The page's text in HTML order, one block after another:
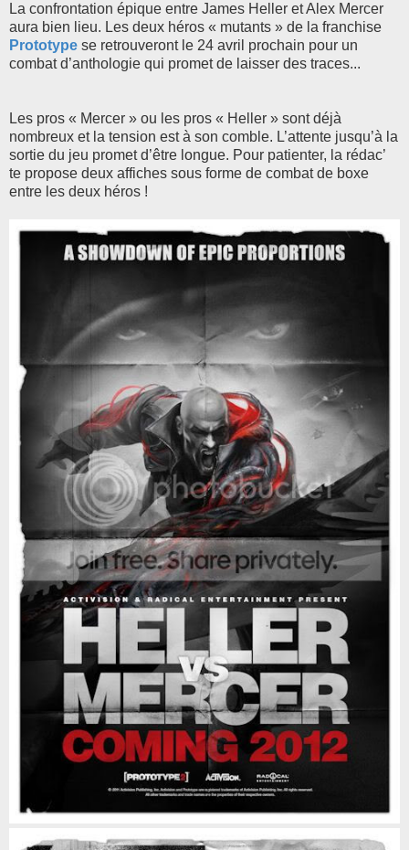
La confrontation épique entre James Heller et Alex Mercer
aura bien lieu. Les deux héros « mutants » de la franchise
Prototype se retrouveront le 24 avril prochain pour un
combat d’anthologie qui promet de laisser des traces...
Les pros « Mercer » ou les pros « Heller » sont déjà
nombreux et la tension est à son comble. L’attente jusqu’à la
sortie du jeu promet d’être longue. Pour patienter, la rédac’
te propose deux affiches sous forme de combat de boxe
entre les deux héros !